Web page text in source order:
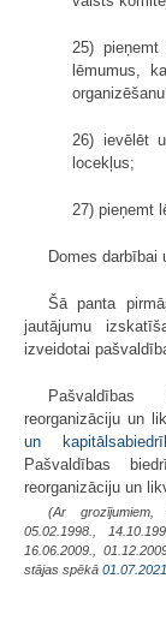
25) pieņemt
lēmumus,
26) ievēlēt
locekļus;
27) pieņemt
Domes darbībai
Šā panta
jautājumu
izveidotai
Pašvaldības
reorganizāciju un
un
Pašvaldības
reorganizāciju un
(Ar grozījumiem,
05.02.1998.,
16.06.2009.,
stājas spēkā 01.07.2021.